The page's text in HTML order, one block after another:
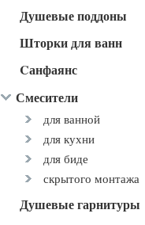
Душевые поддоны
Шторки для ванн
Cанфаянс
Смесители
для ванной
для кухни
для биде
скрытого монтажа
Душевые гарнитуры